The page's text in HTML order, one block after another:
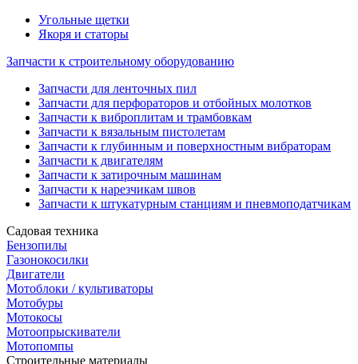
Угольные щетки
Якоря и статоры
Запчасти к строительному оборудованию
Запчасти для ленточных пил
Запчасти для перфораторов и отбойных молотков
Запчасти к виброплитам и трамбовкам
Запчасти к вязальным пистолетам
Запчасти к глубинным и поверхностным вибраторам
Запчасти к двигателям
Запчасти к затирочным машинам
Запчасти к нарезчикам швов
Запчасти к штукатурным станциям и пневмоподатчикам
Садовая техника
Бензопилы
Газонокосилки
Двигатели
Мотоблоки / культиваторы
Мотобуры
Мотокосы
Мотоопрыскиватели
Мотопомпы
Строительные материалы